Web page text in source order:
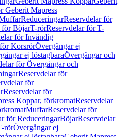
Geberit Mapress
ReduceringarReservdelar för
för BöjarT-rörReservdelar för T-
för Invändig
KorsrörÖvergångar ej
ej löstagbaraÖvergångar och
för Övergångar och
Reservdelar för
för
Reservdelar för
Koppar, förkromatReservdelar
MuffarReservdelar för
för ReduceringarBöjarReservdelar
rörÖvergångar ej